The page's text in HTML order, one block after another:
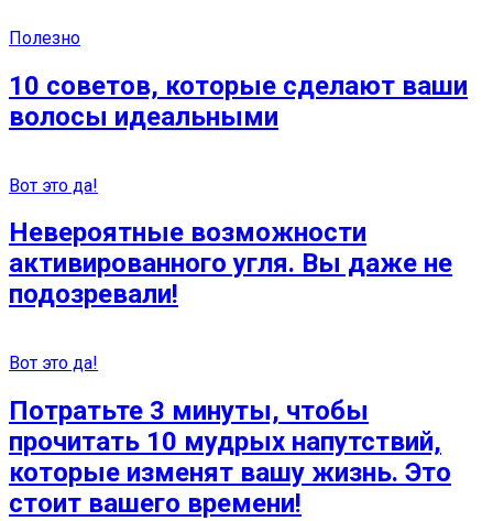
Полезно
10 советов, которые сделают ваши
волосы идеальными
Вот это да!
Невероятные возможности
активированного угля. Вы даже не
подозревали!
Вот это да!
Потратьте 3 минуты, чтобы
прочитать 10 мудрых напутствий,
которые изменят вашу жизнь. Это
стоит вашего времени!